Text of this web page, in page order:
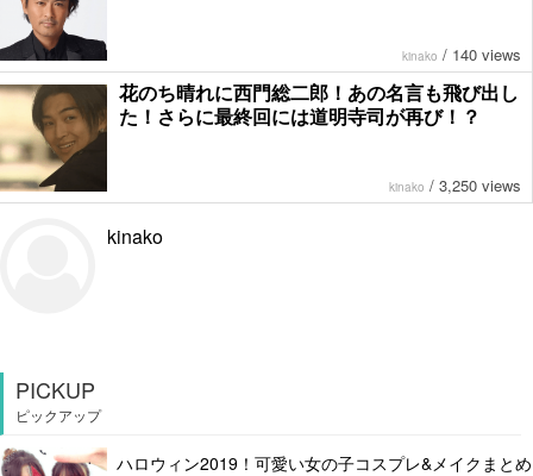
kinako / 140 views
花のち晴れに西門総二郎！あの名言も飛び出し
た！さらに最終回には道明寺司が再び！？
kinako / 3,250 views
kinako
PICKUP
ピックアップ
ハロウィン2019！可愛い女の子コスプレ&メイクまとめ